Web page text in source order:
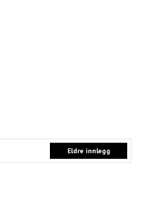
Eldre innlegg